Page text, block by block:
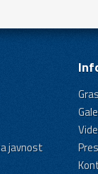
javnost